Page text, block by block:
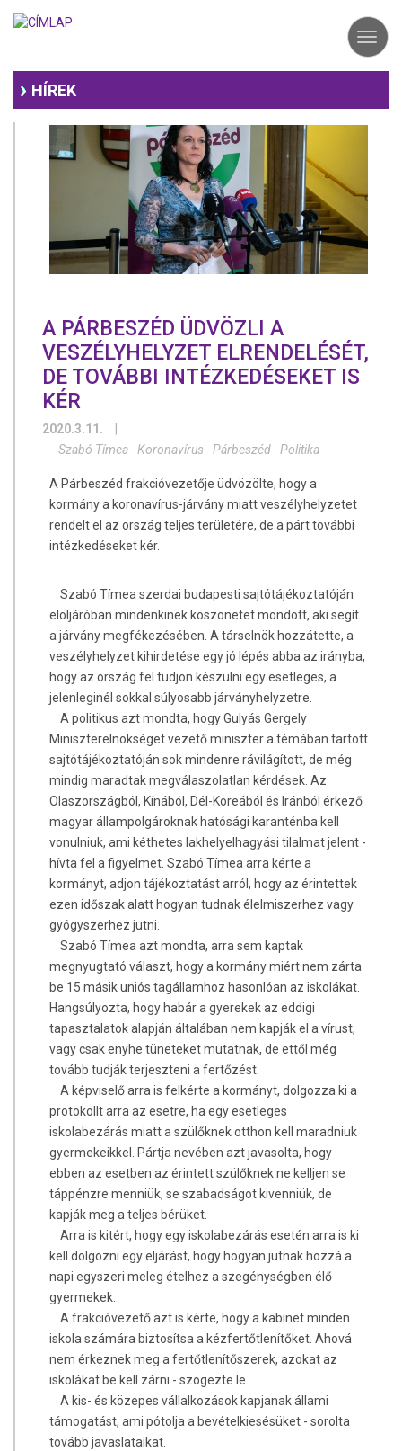
HÍREK
A PÁRBESZÉD ÜDVÖZLI A
VESZÉLYHELYZET ELRENDELÉSÉT,
DE TOVÁBBI INTÉZKEDÉSEKET IS
KÉR
2020.3.11.
Szabó Tímea
Koronavírus Párbeszéd Politika
A Párbeszéd frakcióvezetője üdvözölte, hogy a
kormány a koronavírus-járvány miatt veszélyhelyzetet
rendelt el az ország teljes területére, de a párt további
intézkedéseket kér.
Szabó Tímea szerdai budapesti sajtótájékoztatóján
elöljáróban mindenkinek köszönetet mondott, aki segít
a járvány megfékezésében. A társelnök hozzátette, a
veszélyhelyzet kihirdetése egy jó lépés abba az irányba,
hogy az ország fel tudjon készülni egy esetleges, a
jelenleginél sokkal súlyosabb járványhelyzetre.
A politikus azt mondta, hogy Gulyás Gergely
Miniszterelnökséget vezető miniszter a témában tartott
sajtótájékoztatóján sok mindenre rávilágított, de még
mindig maradtak megválaszolatlan kérdések. Az
Olaszországból, Kínából, Dél-Koreából és Iránból érkező
magyar állampolgároknak hatósági karanténba kell
vonulniuk, ami kéthetes lakhelyelhagyási tilalmat jelent -
hívta fel a figyelmet. Szabó Tímea arra kérte a
kormányt, adjon tájékoztatást arról, hogy az érintettek
ezen időszak alatt hogyan tudnak élelmiszerhez vagy
gyógyszerhez jutni.
Szabó Tímea azt mondta, arra sem kaptak
megnyugtató választ, hogy a kormány miért nem zárta
be 15 másik uniós tagállamhoz hasonlóan az iskolákat.
Hangsúlyozta, hogy habár a gyerekek az eddigi
tapasztalatok alapján általában nem kapják el a vírust,
vagy csak enyhe tüneteket mutatnak, de ettől még
tovább tudják terjeszteni a fertőzést.
A képviselő arra is felkérte a kormányt, dolgozza ki a
protokollt arra az esetre, ha egy esetleges
iskolabezárás miatt a szülőknek otthon kell maradniuk
gyermekeikkel. Pártja nevében azt javasolta, hogy
ebben az esetben az érintett szülőknek ne kelljen se
táppénzre menniük, se szabadságot kivenniük, de
kapják meg a teljes bérüket.
Arra is kitért, hogy egy iskolabezárás esetén arra is ki
kell dolgozni egy eljárást, hogy hogyan jutnak hozzá a
napi egyszeri meleg ételhez a szegénységben élő
gyermekek.
A frakcióvezető azt is kérte, hogy a kabinet minden
iskola számára biztosítsa a kézfertőtlenítőket. Ahová
nem érkeznek meg a fertőtlenítőszerek, azokat az
iskolákat be kell zárni - szögezte le.
A kis- és közepes vállalkozások kapjanak állami
támogatást, ami pótolja a bevételkiesésüket - sorolta
tovább javaslataikat.